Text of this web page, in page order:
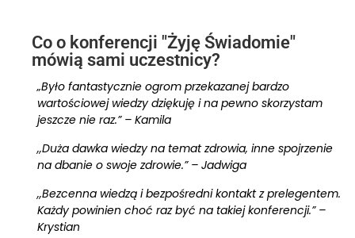
Co o konferencji "Żyję Świadomie"
mówią sami uczestnicy?
„Było fantastycznie ogrom przekazanej bardzo
wartościowej wiedzy dziękuję i na pewno skorzystam
jeszcze nie raz.” – Kamila
,,Duża dawka wiedzy na temat zdrowia, inne spojrzenie
na dbanie o swoje zdrowie.” – Jadwiga
,,Bezcenna wiedzą i bezpośredni kontakt z prelegentem.
Każdy powinien choć raz być na takiej konferencji.” –
Krystian